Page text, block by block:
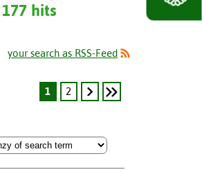
hits
your search as RSS-Feed
1 2